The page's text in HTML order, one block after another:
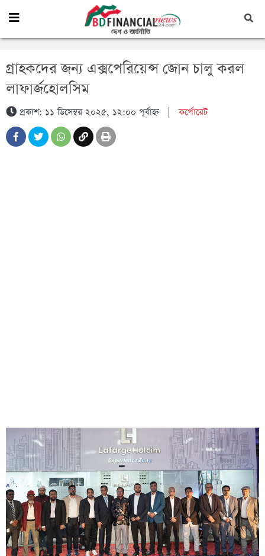
গ্রাহকদের জন্য এক্সপেরিয়েন্স জোন চালু করল
লাফার্জহোলসিম
প্রকাশ: ১১ ডিসেম্বর ২০২৫, ১২:০০ পূর্বাহ্ন|কর্পোরেট